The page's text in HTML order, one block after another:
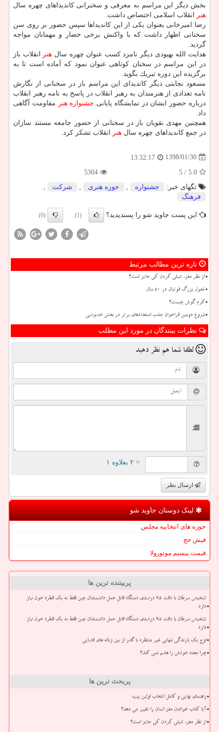
بخش دیگر این مراسم به معرفی و سخنرانی كاندیداهای چهره سال
هنر
انقلاب اسلامی اختصاص داشت.
رضا امیرخانی بعنوان یكی از این كاندیداها سپس حضور بر روی سن
سخنانی اظهار داشت كه با واكنش برخی حضار و مهمانان مواجه
گردید.
هدایت الله بهبودی دیگر نامزد كسب عنوان چهره سال هنر
انقلاب باز
در این مراسم در سخنان كوتاهی عنوان نمود كه آماده است تا به
برگزیده این دوره تبریك بگوید.
مسعود نجابتی دیگر كاندیدای این مراسم باز در سخنانی از نگارش
نامه تعدادی از هنرمندان به رهبر انقلاب در پاسخ به نامه رهبر انقلاب
درباره حضور ایشان در نمایشگاه پایانی جشنواره هنر
مقاومت آگاهی
داد.
همچنین مهدی نقویان باز در سخنانی از حضور جامعه مستند سازان
در جمع كاندیداهای چهره سال هنر انقلاب تشكر كرد.
1398/01/30
13:32:17
5.0
/ 5
5304
تگهای خبر:
جشنواره , حوزه هنری , شركت
,
فرهنگ
این پست جاوید شو را پسندیدید؟ (1)
(0)
تازه ترین مطالب مرتبط
از نظر مغز، تنبلی کردن کی جایز است؟
تحول بزرگ فوتبال در ۵۰ سال
کرم گوش چیست؟
شروع دومین فراخوان جذب استعدادهای برتر در بخش خصوصی
نظرات بینندگان در مورد این مطلب
لطفا شما هم نظر دهید
= ۲ بعلاوه ۱
ارسال نظر
لینک دوستان جاوید شو
حوزه های انتخابیه مجلس
فیش حج
قیمت بیسیم موتورولا
پربیننده ترین ها
تشخیص سرطان با دقت ۹۵ درصدی دستگاه قابل حمل دانشمندان چین فقط به یک قطره خون نیاز
دارد
تشخیص سرطان با دقت ۹۵ درصدی دستگاه قابل حمل دانشمندان چین فقط به یک قطره خون نیاز
دارد
اوج یک بارندگی شهابی غیر منتظره با گذر از بین زباله های فضایی
چرا معده خودش را هضم نمی کند؟
پربحث ترین ها
راهنمای نهایی و کامل انتخاب اولین پیپ
آیا کتاب خواندن مغز انسان را تغییر می دهد؟
از نظر مغز، تنبلی کردن کی جایز است؟